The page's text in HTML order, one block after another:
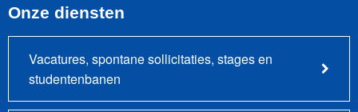
Onze diensten
Vacatures, spontane sollicitaties, stages en
studentenbanen